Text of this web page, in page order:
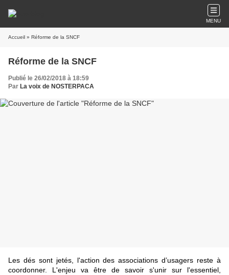
MENU
Accueil » Réforme de la SNCF
Réforme de la SNCF
Publié le 26/02/2018 à 18:59
Par La voix de NOSTERPACA
Les dés sont jetés, l'action des associations d’usagers reste à
coordonner. L'enjeu va être de savoir s'unir sur l'essentiel,